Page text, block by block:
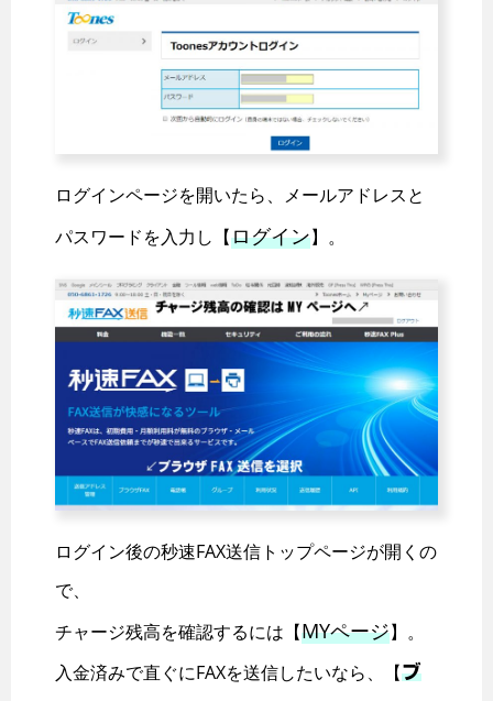
ログインページを開いたら、メールアドレスと
パスワードを入力し【ログイン】。
ログイン後の秒速FAX送信トップページが開くの
で、
チャージ残高を確認するには【MYページ】。
入金済みで直ぐにFAXを送信したいなら、【ブ